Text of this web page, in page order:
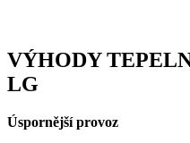
VÝHODY
LG
Úspornější provoz